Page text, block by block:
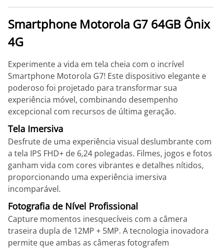
Smartphone Motorola G7 64GB Ônix
4G
Experimente a vida em tela cheia com o incrível
Smartphone Motorola G7! Este dispositivo elegante e
poderoso foi projetado para transformar sua
experiência móvel, combinando desempenho
excepcional com recursos de última geração.
Tela Imersiva
Desfrute de uma experiência visual deslumbrante com
a tela IPS FHD+ de 6,24 polegadas. Filmes, jogos e fotos
ganham vida com cores vibrantes e detalhes nítidos,
proporcionando uma experiência imersiva
incomparável.
Fotografia de Nível Profissional
Capture momentos inesquecíveis com a câmera
traseira dupla de 12MP + 5MP. A tecnologia inovadora
permite que ambas as câmeras fotografem